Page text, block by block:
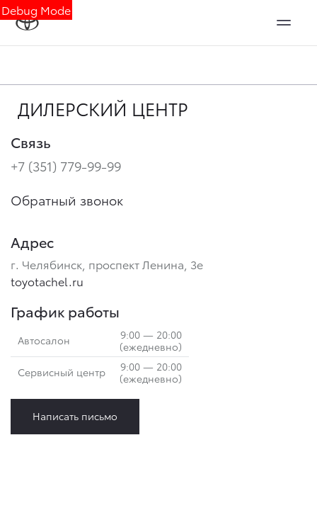
Debug Mode
ДИЛЕРСКИЙ ЦЕНТР
Адрес
г. Челябинск, проспект Ленина, 3е
toyotachel.ru
График работы
Автосалон
9:00 — 20:00
(ежедневно)
Сервисный центр
9:00 — 20:00
(ежедневно)
Связь
+7 (351) 779-99-99
Обратный звонок
Написать письмо